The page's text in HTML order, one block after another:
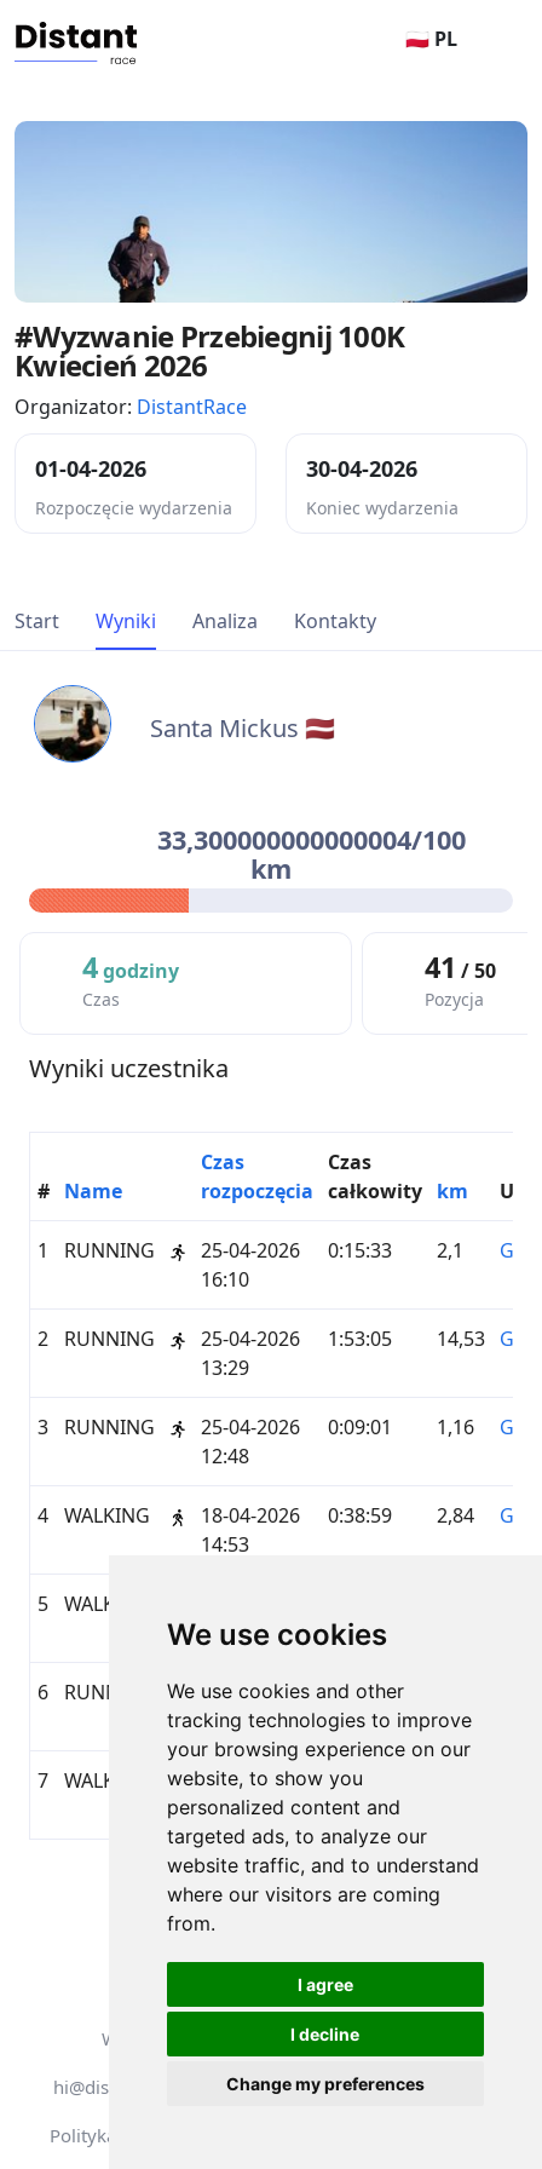
We use cookies
We use cookies and other
tracking technologies to improve
your browsing experience on our
website, to show you
personalized content and
targeted ads, to analyze our
website traffic, and to understand
where our visitors are coming
from.
I agree
I decline
Change my preferences
🇵🇱 PL
#Wyzwanie Przebiegnij 100K
Kwiecień 2026
Organizator: DistantRace
01-04-2026
Rozpoczęcie wydarzenia
30-04-2026
Koniec wydarzenia
Start Wyniki Analiza Kontakty
Santa Mickus 🇱🇻
33,300000000000004/100
km
4godziny
Czas
41 / 50
Pozycja
Wyniki uczestnika
# Name
Czas
rozpoczęcia
Czas
całkowity km
1 RUNNING
25-04-2026
16:10
0:15:33 2,1
2 RUNNING
25-04-2026
13:29
1:53:05 14,53
3 RUNNING
25-04-2026
12:48
0:09:01 1,16
4 WALKING
18-04-2026
14:53
0:38:59 2,84
5 WALKING
10:38
6 RUNNING
03-04-2026
13:33
1:05:02
7 WALKING
03-04-2026
13:00
0:18:52
Strona 1 z 1
Wszelkie prawa zastrzeżone. DistantRace
hi@distantrace.com
+371 25425987
Polityka Prywatności